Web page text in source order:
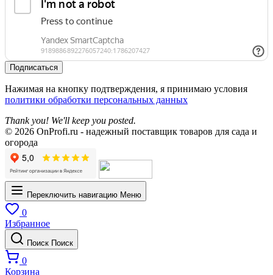
Подписаться
Нажимая на кнопку подтверждения, я принимаю условия
политики обработки персональных данных
Thank you! We'll keep you posted.
© 2026 OnProfi.ru - надежный поставщик товаров для сада и
огорода
Переключить навигацию Меню
0
Избранное
Поиск Поиск
0
Корзина